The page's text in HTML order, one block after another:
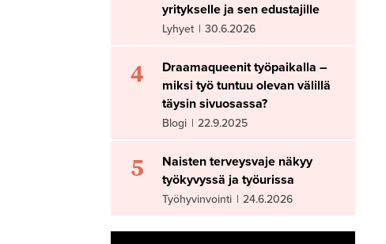
yritykselle ja sen edustajille
Lyhyet | 30.6.2026
4
Draamaqueenit työpaikalla –
miksi työ tuntuu olevan välillä
täysin sivuosassa?
Blogi | 22.9.2025
5
Naisten terveysvaje näkyy
työkyvyssä ja työurissa
Työhyvinvointi | 24.6.2026